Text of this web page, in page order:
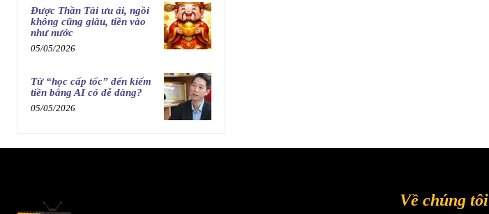
Được Thần Tài ưu ái, ngồi
không cũng giàu, tiền vào
như nước
05/05/2026
Từ “học cấp tốc” đến kiếm
tiền bằng AI có dễ dàng?
05/05/2026
Về chúng tôi